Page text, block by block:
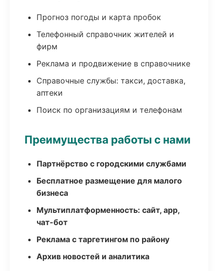
Прогноз погоды и карта пробок
Телефонный справочник жителей и
фирм
Реклама и продвижение в справочнике
Справочные службы: такси, доставка,
аптеки
Поиск по организациям и телефонам
Преимущества работы с нами
Партнёрство с городскими службами
Бесплатное размещение для малого
бизнеса
Мультиплатформенность: сайт, app,
чат-бот
Реклама с таргетингом по району
Архив новостей и аналитика